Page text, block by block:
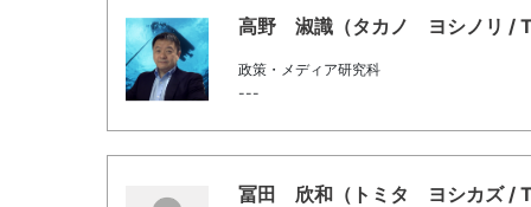
高野 淑識（タカノ ヨシノリ /
政策・メディア研究科
---
冨田 欣和（トミタ ヨシカズ /